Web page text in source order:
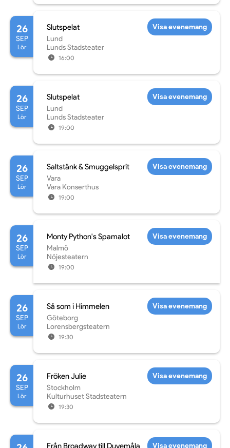
26
SEP
Lör
Slutspelat
Lund
Lunds Stadsteater
16:00
Visa evenemang
26
SEP
Lör
Slutspelat
Lund
Lunds Stadsteater
19:00
Visa evenemang
26
SEP
Lör
Saltstänk & Smuggelsprit
Vara
Vara Konserthus
19:00
Visa evenemang
26
SEP
Lör
Monty Python's Spamalot
Malmö
Nöjesteatern
19:00
Visa evenemang
26
SEP
Lör
Så som i Himmelen
Göteborg
Lorensbergsteatern
19:30
Visa evenemang
26
SEP
Lör
Fröken Julie
Stockholm
Kulturhuset Stadsteatern
19:30
Visa evenemang
Från Broadway till Duvemåla Visa evenemang